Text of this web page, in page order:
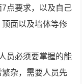
点要求，以及自己
面以及墙体等修
员必须要掌握的能
杂，需要人员先